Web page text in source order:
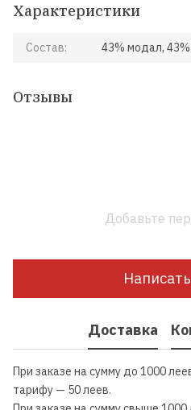
Характеристики
Состав: 43% модал, 43%
Отзывы
Добавьте
Доставка
При заказе на сумму до 1000
тарифу — 50 леев.